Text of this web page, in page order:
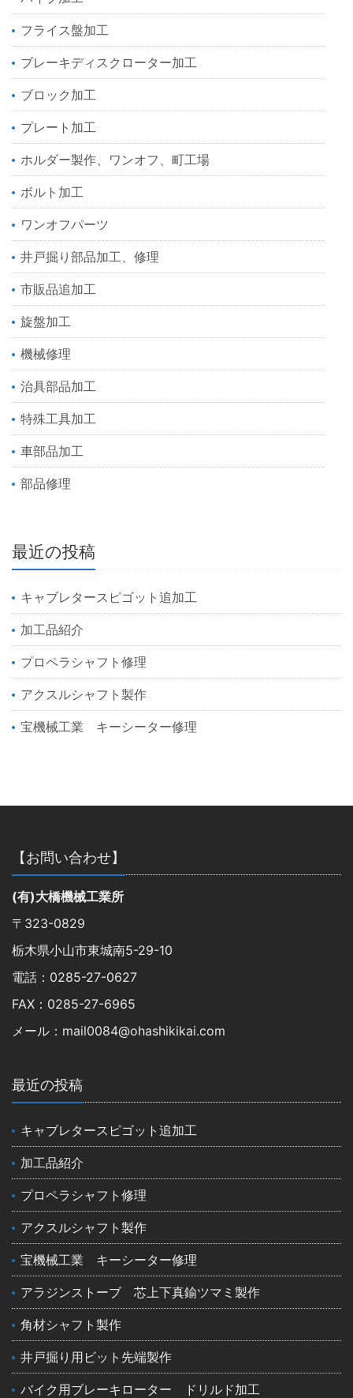
フライス盤加工
ブレーキディスクローター加工
ブロック加工
プレート加工
ホルダー製作、ワンオフ、町工場
ボルト加工
ワンオフパーツ
井戸掘り部品加工、修理
市販品追加工
旋盤加工
機械修理
治具部品加工
特殊工具加工
車部品加工
部品修理
最近の投稿
キャブレタースピゴット追加工
加工品紹介
プロペラシャフト修理
アクスルシャフト製作
宝機械工業 キーシーター修理
【お問い合わせ】
(有)大橋機械工業所
〒323-0829
栃木県小山市東城南5-29-10
電話：0285-27-0627
FAX：0285-27-6965
メール：mail0084@ohashikikai.com
最近の投稿
キャブレタースピゴット追加工
加工品紹介
プロペラシャフト修理
アクスルシャフト製作
宝機械工業 キーシーター修理
アラジンストーブ 芯上下真鍮ツマミ製作
角材シャフト製作
井戸掘り用ビット先端製作
バイク用ブレーキローター ドリルド加工